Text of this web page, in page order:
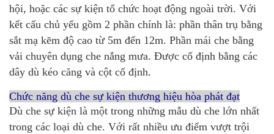
hội, hoặc các sự kiện tổ chức hoạt động ngoài trời. Với
kết cấu chủ yếu gồm 2 phần chính là: phần thân trụ bằng
sắt mạ kẽm độ cao từ 5m đến 12m. Phần mái che bằng
vải chuyên dụng che nắng mưa. Được cố định bằng các
dây dù kéo căng và cột cố định.
Chức năng dù che sự kiện thương hiệu hòa phát đạt
Dù che sự kiện là một trong những mẫu dù che lớn nhất
trong các loại dù che. Với rất nhiều ưu điểm vượt trội